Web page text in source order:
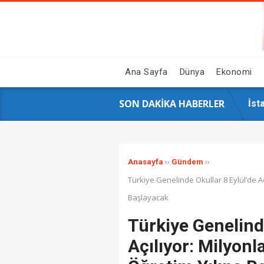
Ana Sayfa Dünya Ekonomi
SON DAKIKA HABERLER 16
AK
Anasayfa ›› Gündem ››
Türkiye Genelinde Okullar 8 Eylül’de
Başlayacak
Türkiye
Açılıyor: